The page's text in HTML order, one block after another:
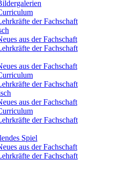
der Fachschaft
aus der Fachschaft
der Fachschaft
aus der Fachschaft
der Fachschaft
aus der Fachschaft
der Fachschaft
Spiel
aus der Fachschaft
der Fachschaft